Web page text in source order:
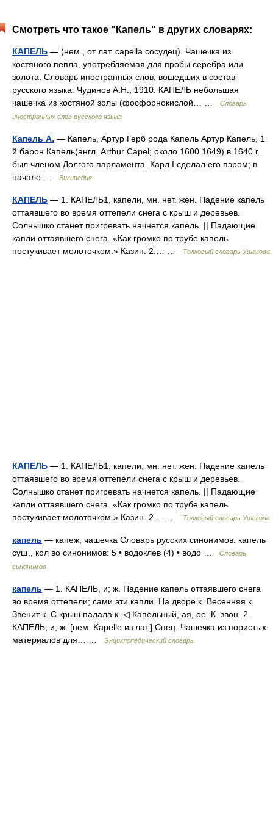
Смотреть что такое "Капель" в других словарях:
КАПЕЛЬ — (нем., от лат. capella сосудец). Чашечка из
костяного пепла, употребляемая для пробы серебра или
золота. Словарь иностранных слов, вошедших в состав
русского языка. Чудинов А.Н., 1910. КАПЕЛЬ небольшая
чашечка из костяной золы (фосфорнокислой… …
Словарь
иностранных слов русского языка
Капель А. — Капель, Артур Герб рода Капель Артур Капель, 1
й барон Капель(англ. Arthur Capel; около 1600 1649) в 1640 г.
был членом Долгого парламента. Карл I сделал его пэром; в
начале …
Википедия
КАПЕЛЬ — 1. КАПЕЛЬ1, капели, мн. нет. жен. Падение капель
оттаявшего во время оттепели снега с крыш и деревьев.
Солнышко станет пригревать начнется капель. || Падающие
капли оттаявшего снега. «Как громко по трубе капель
постукивает молоточком.» Казин. 2.… …
Толковый словарь Ушакова
КАПЕЛЬ — 1. КАПЕЛЬ1, капели, мн. нет. жен. Падение капель
оттаявшего во время оттепели снега с крыш и деревьев.
Солнышко станет пригревать начнется капель. || Падающие
капли оттаявшего снега. «Как громко по трубе капель
постукивает молоточком.» Казин. 2.… …
Толковый словарь Ушакова
капель — капеж, чашечка Словарь русских синонимов. капель
сущ., кол во синонимов: 5 • водоклев (4) • водо …
Словарь
синонимов
капель — 1. КАПЕЛЬ, и; ж. Падение капель оттаявшего снега
во время оттепели; сами эти капли. На дворе к. Весенняя к.
Звенит к. С крыш падала к. ◁ Капельный, ая, ое. К. звон. 2.
КАПЕЛЬ, и; ж. [нем. Kapelle из лат.] Спец. Чашечка из пористых
материалов для… …
Энциклопедический словарь